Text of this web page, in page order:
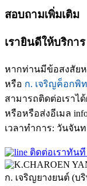
สอบถามเพิ่มเติม
เรายินดีให้บริการ
หากท่านมีข้อสงสัย
หรือ ก. เจริญค็อกพิท
สามารถติดต่อเราไ
หรือหรือส่งอีเมล
เวลาทำการ: วันจันท
ติดต่อเราทันที
ก. เจริญยางยนต์ (